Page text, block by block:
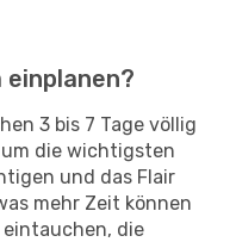
einplanen?
3 bis 7 Tage völlig
um die wichtigsten
und das Flair
mehr Zeit können
die